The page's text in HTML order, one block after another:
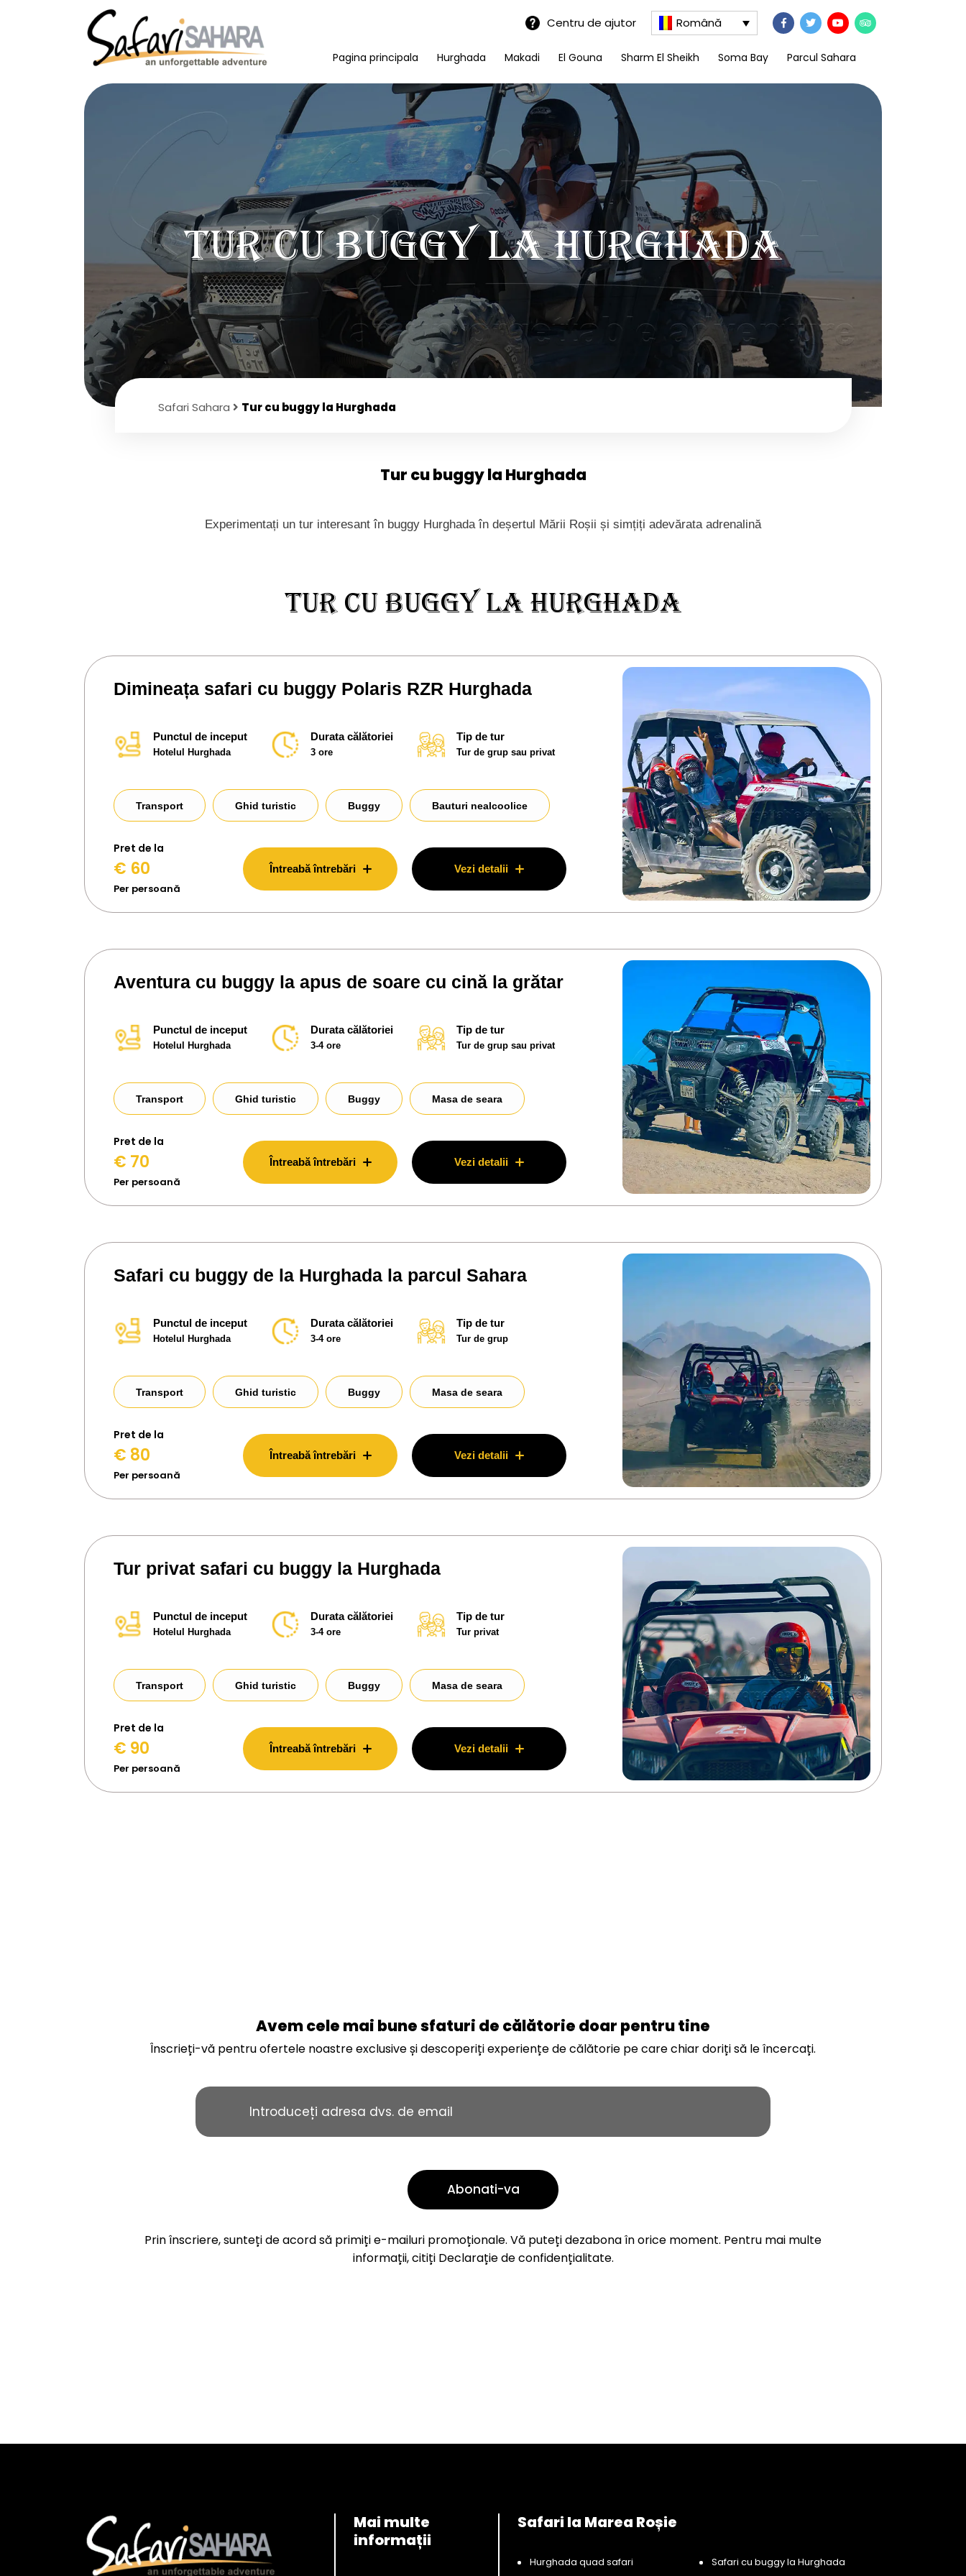
Centru de ajutor Română
Pagina principala Hurghada Makadi El Gouna Sharm El Sheikh Soma Bay Parcul Sahara
Tur cu buggy la Hurghada
Safari Sahara Tur cu buggy la Hurghada
Tur cu buggy la Hurghada
Experimentați un tur interesant în buggy Hurghada în deșertul Mării Roșii și simțiți adevărata adrenalină
Tur cu buggy la Hurghada
Dimineața safari cu buggy Polaris RZR Hurghada
Punctul de inceput
Hotelul Hurghada
Durata călătoriei
3 ore
Tip de tur
Tur de grup sau privat
Transport Ghid turistic Buggy Bauturi nealcoolice
Pret de la
€ 60
Per persoană
Întreabă întrebări Vezi detalii
Aventura cu buggy la apus de soare cu cină la grătar
Punctul de inceput
Hotelul Hurghada
Durata călătoriei
3-4 ore
Tip de tur
Tur de grup sau privat
Transport Ghid turistic Buggy Masa de seara
Pret de la
€ 70
Per persoană
Întreabă întrebări Vezi detalii
Safari cu buggy de la Hurghada la parcul Sahara
Punctul de inceput
Hotelul Hurghada
Durata călătoriei
3-4 ore
Tip de tur
Tur de grup
Transport Ghid turistic Buggy Masa de seara
Pret de la
€ 80
Per persoană
Întreabă întrebări Vezi detalii
Tur privat safari cu buggy la Hurghada
Punctul de inceput
Hotelul Hurghada
Durata călătoriei
3-4 ore
Tip de tur
Tur privat
Transport Ghid turistic Buggy Masa de seara
Pret de la
€ 90
Per persoană
Întreabă întrebări Vezi detalii
Avem cele mai bune sfaturi de călătorie doar pentru tine
Înscrieți-vă pentru ofertele noastre exclusive și descoperiți experiențe de călătorie pe care chiar doriți să le încercați.
Prin înscriere, sunteți de acord să primiți e-mailuri promoționale. Vă puteți dezabona în orice moment. Pentru mai multe
informații, citiți Declarație de confidențialitate.
Mai multe
informații
Safari la Marea Roșie
Hurghada quad safari Safari cu buggy la Hurghada